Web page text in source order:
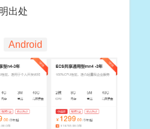
出处
Android